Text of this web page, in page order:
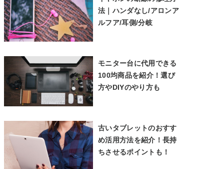
法｜ハンダなし/アロンア
ルフア/耳側/分岐
モニター台に代用できる
100均商品を紹介！選び
方やDIYのやり方も
古いタブレットのおすす
め活用方法を紹介！長持
ちさせるポイントも！